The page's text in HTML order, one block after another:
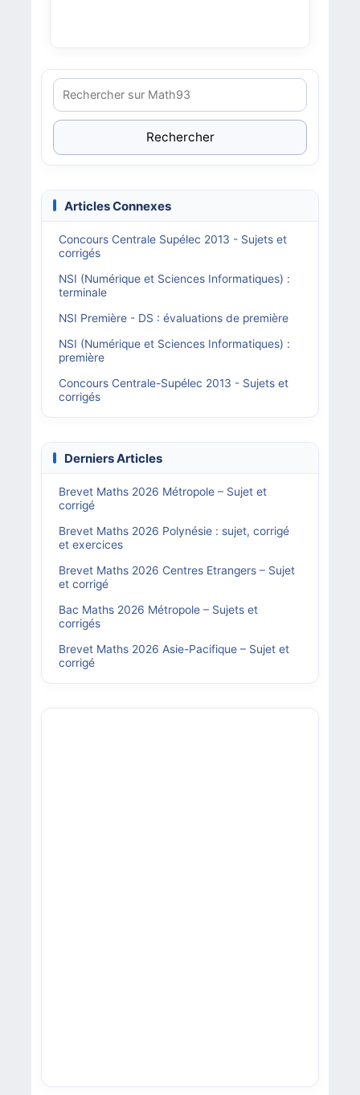
Rechercher
Articles Connexes
Concours Centrale Supélec 2013 - Sujets et
corrigés
NSI (Numérique et Sciences Informatiques) :
terminale
NSI Première - DS : évaluations de première
NSI (Numérique et Sciences Informatiques) :
première
Concours Centrale-Supélec 2013 - Sujets et
corrigés
Derniers Articles
Brevet Maths 2026 Métropole – Sujet et
corrigé
Brevet Maths 2026 Polynésie : sujet, corrigé
et exercices
Brevet Maths 2026 Centres Etrangers – Sujet
et corrigé
Bac Maths 2026 Métropole – Sujets et
corrigés
Brevet Maths 2026 Asie-Pacifique – Sujet et
corrigé